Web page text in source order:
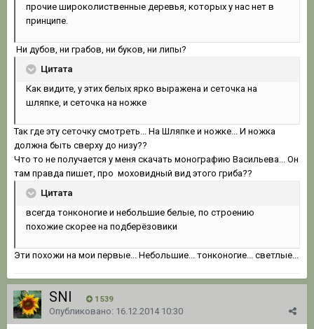
прочие широколиственные деревья, которых у нас нет в
принципе.
Ни дубов, ни грабов, ни буков, ни липы?
Цитата
Как видите, у этих белых ярко выражена и сеточка на
шляпке, и сеточка на ножке
Так где эту сеточку смотреть... На Шляпке и ножке... И ножка
должна быть сверху до низу??
Что то не получается у меня скачать монографию Васильева... Он
там правда пишет, про моховидный вид этого гриба??
Цитата
всегда тонконогие и небольшие белые, по строению
похожие скорее на подберёзовики
Эти похожи на мои первые... Небольшие... тонконогие... светлые...
SNI 1 539
Опубликовано: 16.12.2014 10:30